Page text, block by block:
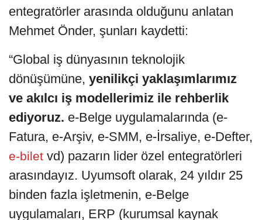
entegratörler arasında olduğunu anlatan
Mehmet Önder, şunları kaydetti:
“Global iş dünyasının teknolojik
dönüşümüne, yenilikçi yaklaşımlarımız
ve akılcı iş modellerimiz ile rehberlik
ediyoruz. e-Belge uygulamalarında (e-
Fatura, e-Arşiv, e-SMM, e-İrsaliye, e-Defter,
e-bilet vd) pazarın lider özel entegratörleri
arasındayız. Uyumsoft olarak, 24 yıldır 25
binden fazla işletmenin, e-Belge
uygulamaları, ERP (kurumsal kaynak